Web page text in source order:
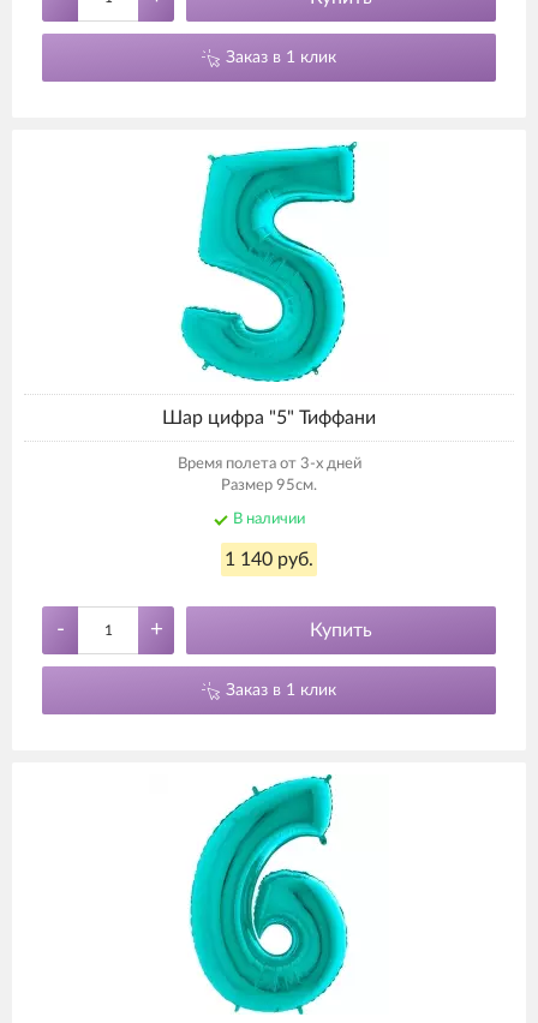
Заказ в 1 клик
Шар цифра "5" Тиффани
Время полета от 3-х дней
Размер 95см.
В наличии
1 140 руб.
- + Купить
Заказ в 1 клик